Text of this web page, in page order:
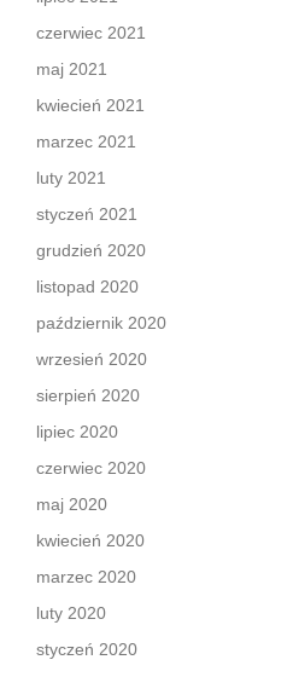
czerwiec 2021
maj 2021
kwiecień 2021
marzec 2021
luty 2021
styczeń 2021
grudzień 2020
listopad 2020
październik 2020
wrzesień 2020
sierpień 2020
lipiec 2020
czerwiec 2020
maj 2020
kwiecień 2020
marzec 2020
luty 2020
styczeń 2020